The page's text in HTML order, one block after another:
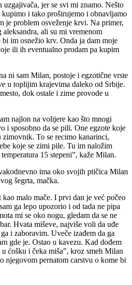
uzgajivača, jer se svi mi znamo. Nešto
kupimo i tako proširujemo i obnavljamo
je problem osveženje krvi. Na primer,
ali su mi vremenom
im osnežio krv. Onda ja dam moje
ili ih eventualno prodam pa kupim
ni sam Milan, postoje i egzotične vrste
u toplijim krajevima daleko od Srbije.
dok ostale i zime provode u
najlon na volijere kao što mnogi
i sposobno da se pili. One egzote koje
To se recimo kanarinci,
koje se zimi pile. Tu im naložim
15 stepeni”, kaže Milan.
ima oko svojih ptičica Milan
šegrta, mačka.
kao malo mače. I prvi dan je već počeo
ga lepo upozorio i od tada ne pipa
mi se oko nogu, gledam da se ne
Hvata miševe, najviše voli da uđe
i zaboravim. Uveče izađem da ga
gde je. Ostao u kavezu. Kad dođem
ćošku i čeka miša”, kroz smeh Milan
njegovom pernatom carstvu o kome bi